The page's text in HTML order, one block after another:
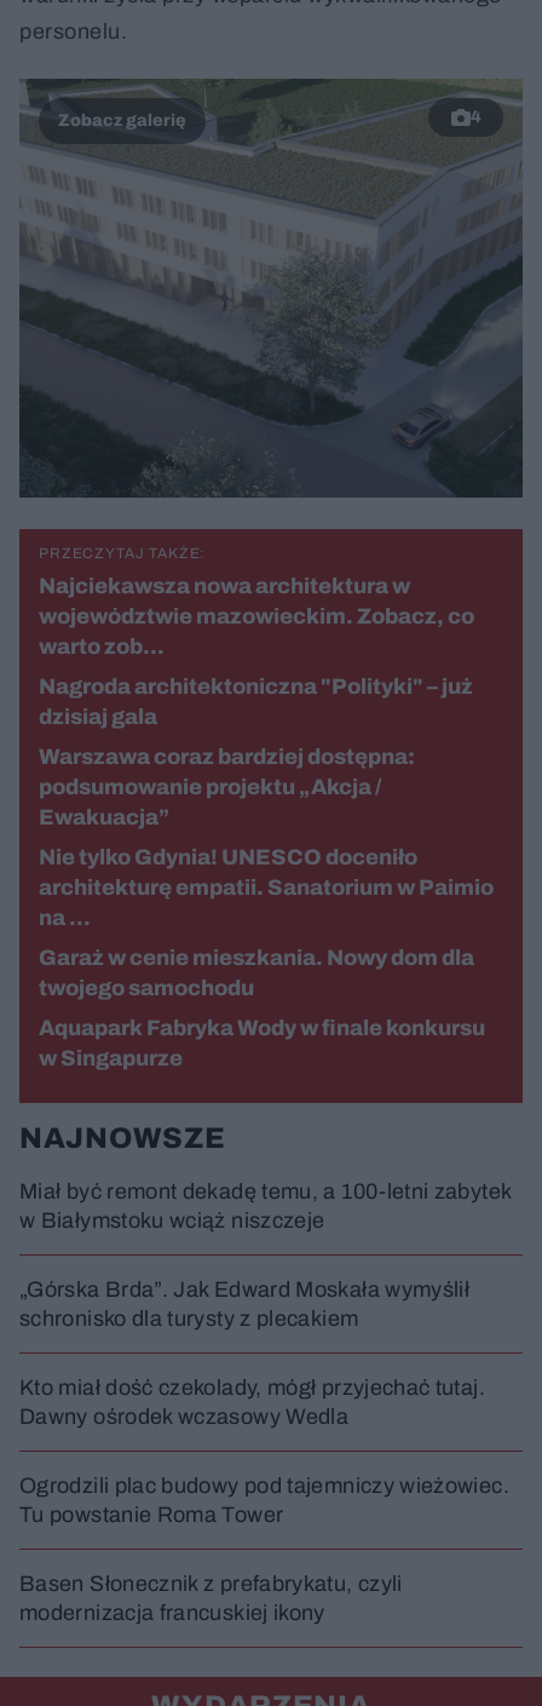
personelu.
4
PRZECZYTAJ TAKŻE:
Najciekawsza nowa architektura w
województwie mazowieckim. Zobacz, co
warto zob…
Nagroda architektoniczna "Polityki" – już
dzisiaj gala
Warszawa coraz bardziej dostępna:
podsumowanie projektu „Akcja /
Ewakuacja”
Nie tylko Gdynia! UNESCO doceniło
architekturę empatii. Sanatorium w Paimio
na …
Garaż w cenie mieszkania. Nowy dom dla
twojego samochodu
Aquapark Fabryka Wody w finale konkursu
w Singapurze
NAJNOWSZE
Miał być remont dekadę temu, a 100-letni zabytek
w Białymstoku wciąż niszczeje
„Górska Brda”. Jak Edward Moskała wymyślił
schronisko dla turysty z plecakiem
Kto miał dość czekolady, mógł przyjechać tutaj.
Dawny ośrodek wczasowy Wedla
Ogrodzili plac budowy pod tajemniczy wieżowiec.
Tu powstanie Roma Tower
Basen Słonecznik z prefabrykatu, czyli
modernizacja francuskiej ikony